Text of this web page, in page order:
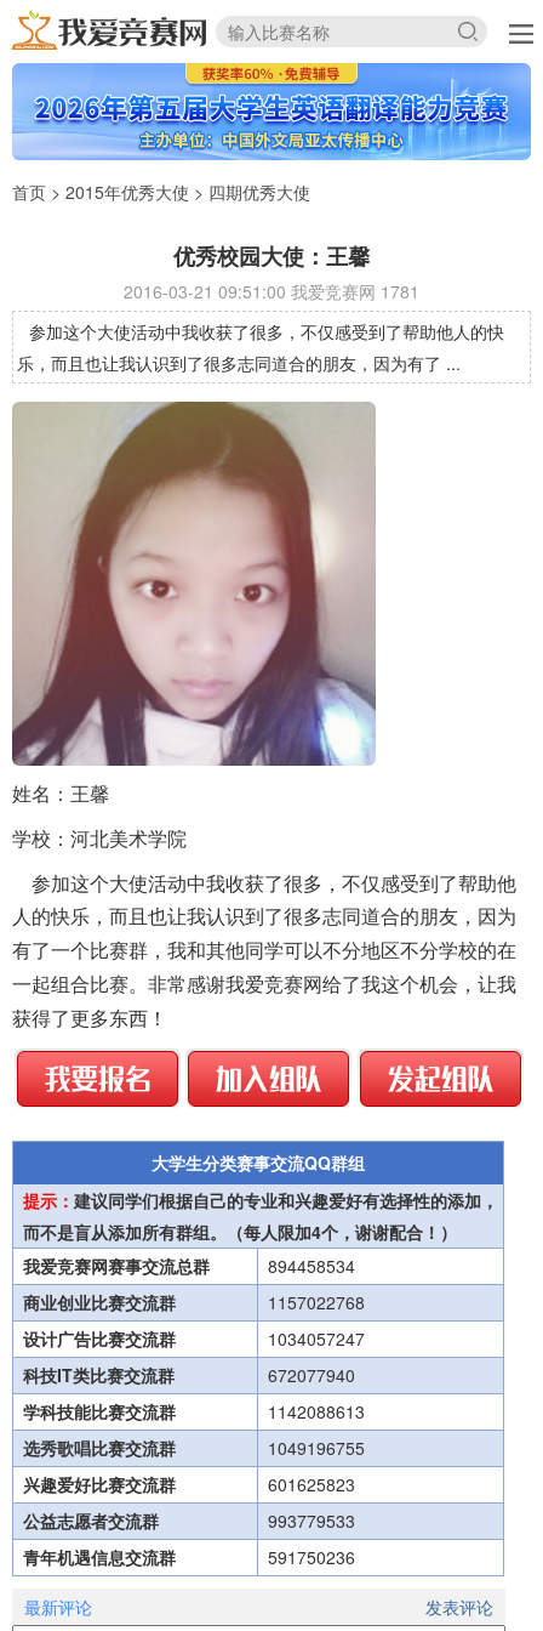
首页 > 2015年优秀大使 > 四期优秀大使
优秀校园大使：王馨
2016-03-21 09:51:00 我爱竞赛网 1781
参加这个大使活动中我收获了很多，不仅感受到了帮助他人的快
乐，而且也让我认识到了很多志同道合的朋友，因为有了 ...
姓名： 王馨
学校： 河北美术学院
参加这个大使活动中我收获了很多，不仅感受到了帮助他
人的快乐，而且也让我认识到了很多志同道合的朋友，因为
有了一个比赛群，我和其他同学可以不分地区不分学校的在
一起组合比赛。非常感谢我爱竞赛网给了我这个机会，让我
获得了更多东西！
大学生分类赛事交流QQ群组
提示： 建议同学们根据自己的专业和兴趣爱好有选择性的添加，
而不是盲从添加所有群组。（每人限加4个，谢谢配合！）
我爱竞赛网赛事交流总群
894458534
商业创业比赛交流群
1157022768
设计广告比赛交流群
1034057247
科技IT类比赛交流群
672077940
学科技能比赛交流群
1142088613
选秀歌唱比赛交流群
1049196755
兴趣爱好比赛交流群
601625823
公益志愿者交流群
993779533
青年机遇信息交流群
591750236
发表评论
最新评论